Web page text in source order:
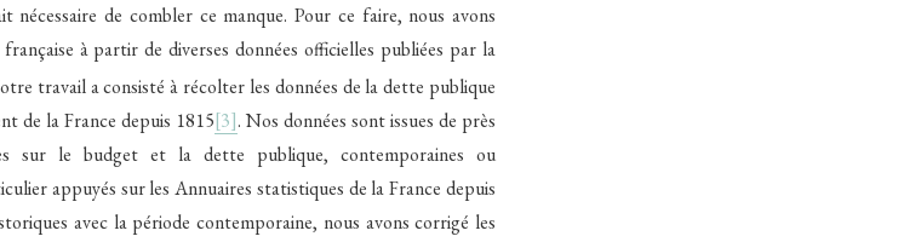
nécessaire de combler ce manque. Pour ce faire, nous avons
à partir de diverses données officielles publiées par la
travail a consisté à récolter les données de la dette publique
de la France depuis 1815[3]. Nos données sont issues de près
sur le budget et la dette publique, contemporaines ou
appuyés sur les Annuaires statistiques de la France depuis
avec la période contemporaine, nous avons corrigé les